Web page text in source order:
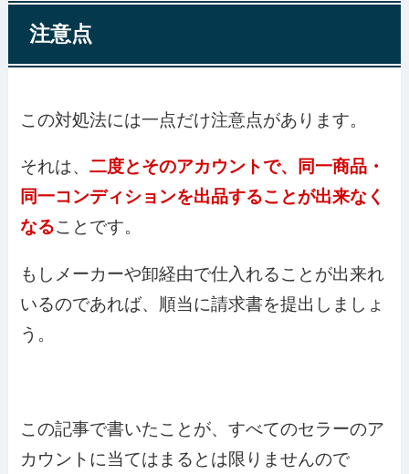
注意点
この対処法には一点だけ注意点があります。
それは、二度とそのアカウントで、同一商品・
同一コンディションを出品することが出来なく
なることです。
もしメーカーや卸経由で仕入れることが出来れ
いるのであれば、順当に請求書を提出しましょ
う。
この記事で書いたことが、すべてのセラーのア
カウントに当てはまるとは限りませんので